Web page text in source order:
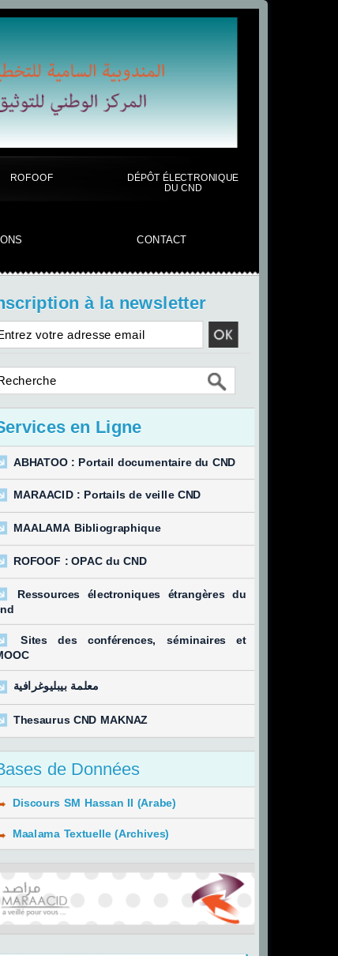
ROFOOF DÉPÔT ÉLECTRONIQUE
DU CND
CONTACT
à la newsletter
en Ligne
ABHATOO : Portail documentaire du CND
MARAACID : Portails de veille CND
MAALAMA Bibliographique
ROFOOF : OPAC du CND
Ressources électroniques étrangères du
Sites des conférences, séminaires et
معلمة بيبليوغرافية
Thesaurus CND MAKNAZ
de Données
Discours SM Hassan II (Arabe)
Maalama Textuelle (Archives)